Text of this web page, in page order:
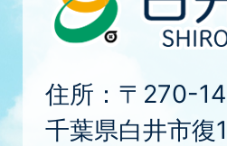
住所：〒270-
千葉県白井市復